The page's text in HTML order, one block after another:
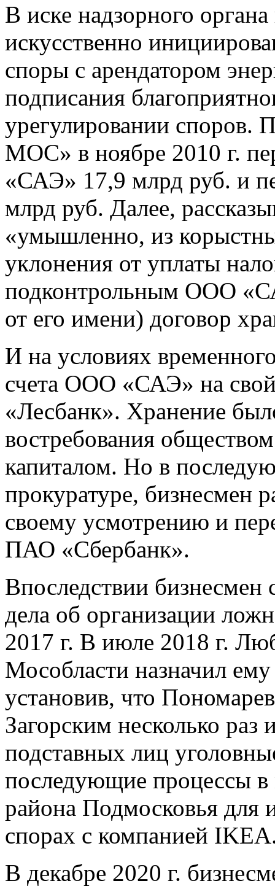
В иске надзорного
искусственно
споры с арендатором
подписания
урегулировании
МОС» в ноябре 2010 г.
«САЭ» 17,9 млрд руб. и
млрд руб. Далее,
«умышленно, из
уклонения от уплаты
подконтрольным ООО
от его имени) договор
И на условиях
счета ООО «САЭ» на
«Лесбанк». Хранение
востребования
капиталом. Но в
прокуратуре, бизнесмен
своему усмотрению и
ПАО «Сбербанк».
Впоследствии бизнесмен
дела об организации
2017 г. В июле 2018 г.
Мособласти назначил
установив, что
Загорским несколько раз
подставных лиц
последующие процессы в
района Подмосковья для
спорах с компанией
В декабре 2020 г.